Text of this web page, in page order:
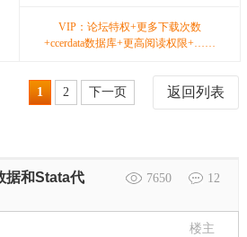
VIP：论坛特权+更多下载次数
+ccerdata数据库+更高阅读权限+……
返回列表
1 2 下一页
7650 12
据和Stata代
楼主